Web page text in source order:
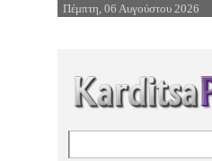
Επιστροφή
Πέμπτη, 06 Αυγούστου 2026